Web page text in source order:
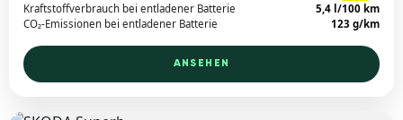
Kraftstoffverbrauch bei entladener Batterie
5,4 l/100 km
CO₂-Emissionen bei entladener Batterie
123 g/km
ANSEHEN